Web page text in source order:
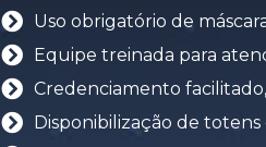
Uso obrigatório de
Equipe treinada para
Credenciamento
Disponibilização de